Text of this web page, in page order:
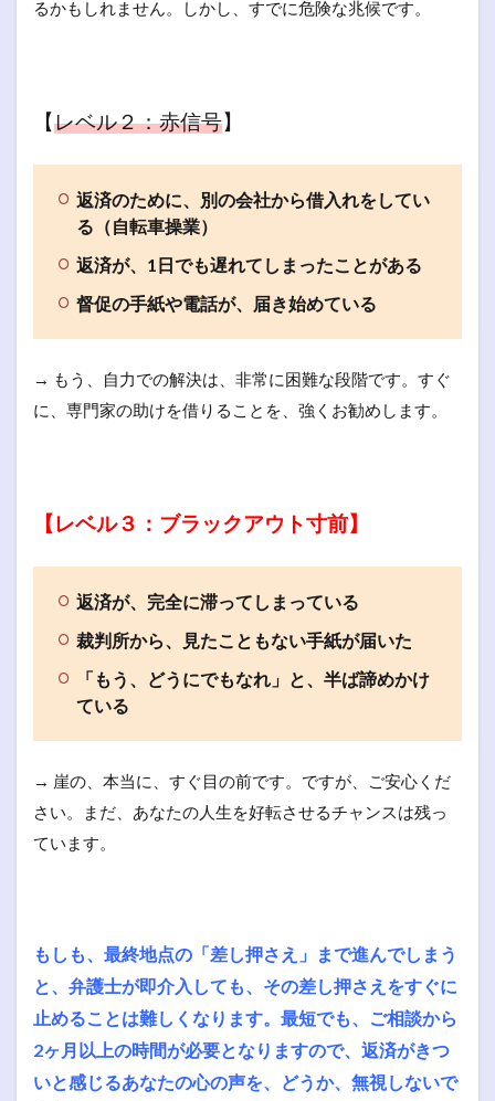
るかもしれません。しかし、すでに危険な兆候です。
【レベル２：赤信号】
返済のために、別の会社から借入れをしてい
る（自転車操業）
返済が、1日でも遅れてしまったことがある
督促の手紙や電話が、届き始めている
→ もう、自力での解決は、非常に困難な段階です。すぐ
に、専門家の助けを借りることを、強くお勧めします。
【レベル３：ブラックアウト寸前】
返済が、完全に滞ってしまっている
裁判所から、見たこともない手紙が届いた
「もう、どうにでもなれ」と、半ば諦めかけ
ている
→ 崖の、本当に、すぐ目の前です。ですが、ご安心くだ
さい。まだ、あなたの人生を好転させるチャンスは残っ
ています。
もしも、最終地点の「差し押さえ」まで進んでしまう
と、弁護士が即介入しても、その差し押さえをすぐに
止めることは難しくなります。最短でも、ご相談から
2ヶ月以上の時間が必要となりますので、返済がきつ
いと感じるあなたの心の声を、どうか、無視しないで